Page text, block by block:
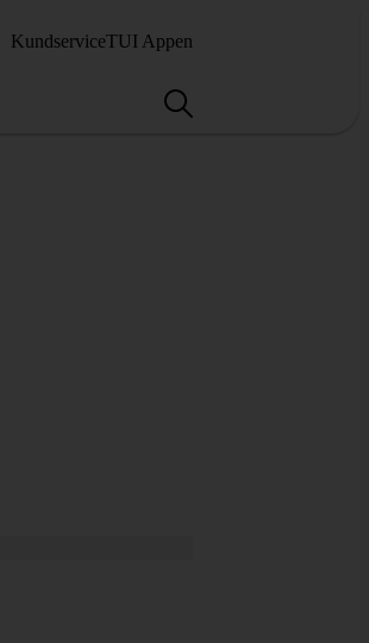
KundserviceTUI Appen